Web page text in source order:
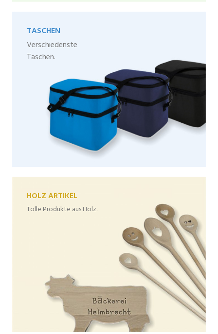
TASCHEN
Verschiedenste
Taschen.
HOLZ ARTIKEL
Tolle Produkte aus Holz.